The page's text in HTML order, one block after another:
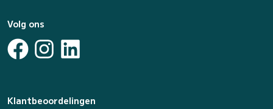
Volg ons
Klantbeoordelingen